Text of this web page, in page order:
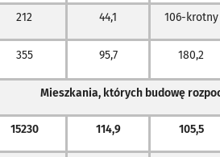
212 44,1 106-krotny
355 95,7 180,2
Mieszkania, których budowę
15230 114,9 105,5